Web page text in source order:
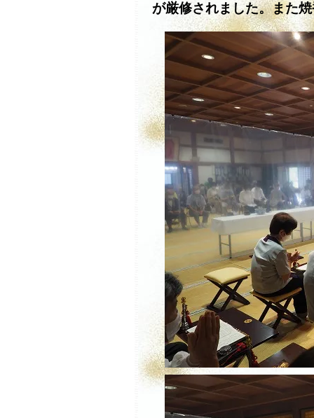
が厳修されました。また